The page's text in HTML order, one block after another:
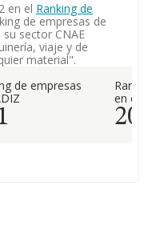
en el Ranking de
de empresas de
sector CNAE
viaje y de
material".
de empresas
en el
20